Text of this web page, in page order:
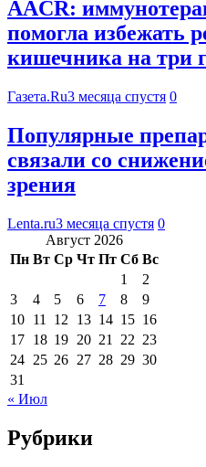
AACR:
помогла избежать
кишечника на три
Газета.Ru3 месяца спустя 0
Популярные
связали со
зрения
Lenta.ru3 месяца спустя 0
Август 2026
Пн Вт Ср Чт Пт Сб Вс
1
2
3
4 5 6 7 8
9
10 11 12 13 14 15 16
17 18 19 20 21 22 23
24 25 26 27 28 29 30
31
« Июл
Рубрики